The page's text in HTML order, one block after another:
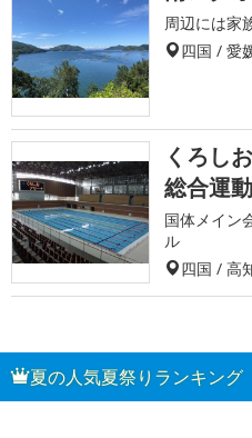
周辺には家
四国 / 愛
くろし
総合運
国体メイン
ル
四国 / 高
夏の人気夏祭りランキング